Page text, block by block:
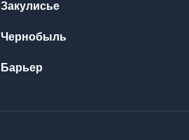
Закулисье
Чернобыль
Барьер